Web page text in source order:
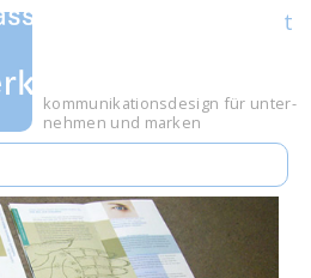
t
kommunikations­design für unter­
nehmen und marken